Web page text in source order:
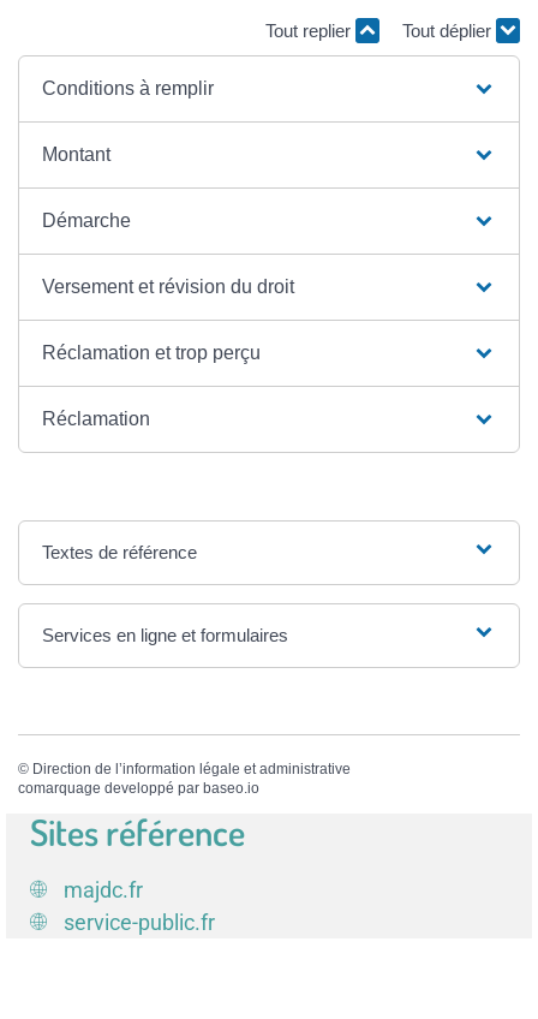
Tout replier Tout déplier
Conditions à remplir
Montant
Démarche
Versement et révision du droit
Réclamation et trop perçu
Réclamation
Textes de référence
Services en ligne et formulaires
© Direction de l’information légale et administrative
comarquage developpé par baseo.io
Sites référence
majdc.fr
service-public.fr